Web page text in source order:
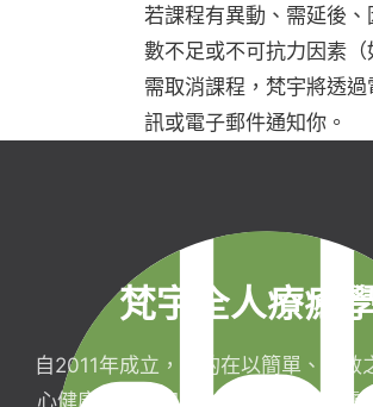
若課程有異動、需延後、
數不足或不可抗力因素（
需取消課程，梵宇將透
訊或電子郵件通知你。
梵宇全人療癒
自2011年成立，目的在以簡單、有效
心健康，協助完成生命目標與實現靈